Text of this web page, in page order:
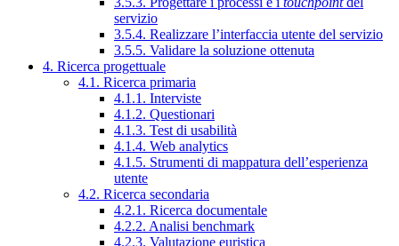
servizio
3.5.4. Realizzare l’interfaccia utente del servizio
3.5.5. Validare la soluzione ottenuta
4. Ricerca progettuale
4.1. Ricerca primaria
4.1.1. Interviste
4.1.2. Questionari
4.1.3. Test di usabilità
4.1.4. Web analytics
4.1.5. Strumenti di mappatura dell’esperienza
utente
4.2. Ricerca secondaria
4.2.1. Ricerca documentale
4.2.2. Analisi benchmark
4.2.3. Valutazione euristica